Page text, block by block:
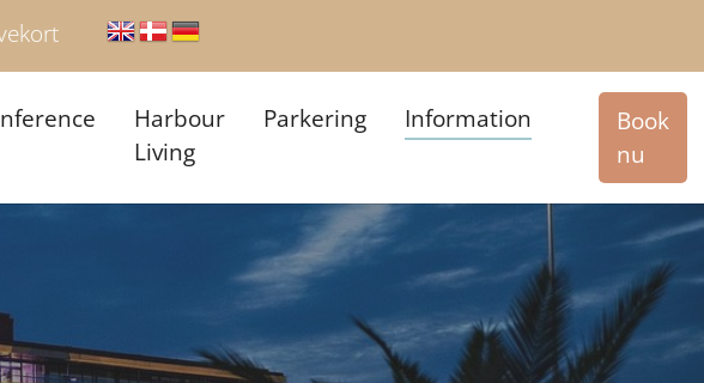
Harbour
Living
Parkering Information
Book
nu